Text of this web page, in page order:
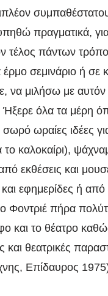
πραγματικά,
τέλος πάντων
σεμινάριο ή σε
να μιλήσω με
όλα τα μέρη
σωρό ωραίες ιδέες
καλοκαίρι),
εκθέσεις και
εφημερίδες ή
Φοντριέ πήρα
και το θέατρο
και θεατρικές
Επίδαυρος